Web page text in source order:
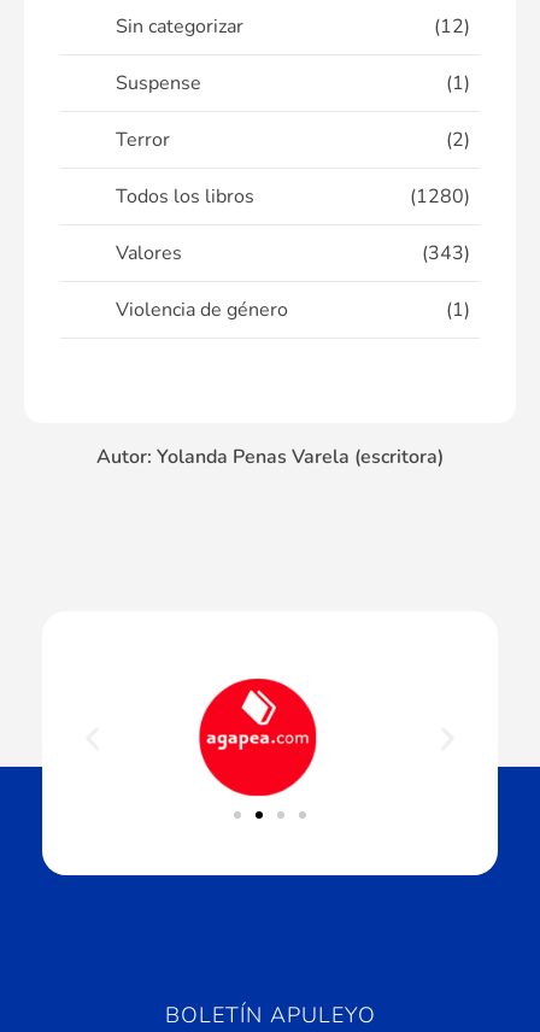
Sin categorizar (12)
Suspense (1)
Terror (2)
Todos los libros (1280)
Valores (343)
Violencia de género (1)
Autor: Yolanda Penas Varela (escritora)
BOLETÍN APULEYO